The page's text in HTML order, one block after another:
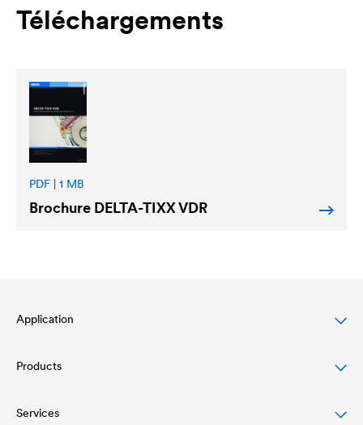
Téléchargements
PDF | 1 MB
Brochure DELTA-TIXX VDR
Application
Protection des toitures en pente
Protection des façades ventilées
Products
Écrans de sous-toiture
Services